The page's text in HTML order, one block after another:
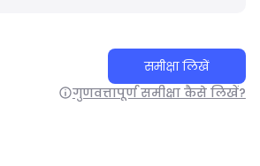
समीक्षा लिखें
गुणवत्तापूर्ण समीक्षा कैसे लिखें?